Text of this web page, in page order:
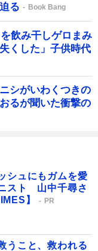
る
Book Bang
飲み干しゲロまみ
くした」子供時代
シがいわくつきの
るが聞いた衝撃の
シュにもガムを愛
スト 山中千尋さ
】
PR
うこと、救われる